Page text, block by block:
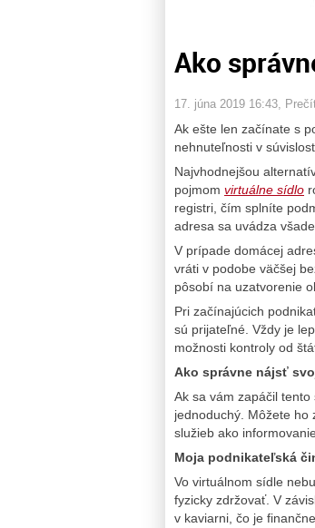
Ako
17. júna 2019 16:43 ,
Ak ešte len začínate s
nehnuteľnosti v
Najvhodnejšou
pojmom virtuálne sídlo
registri, čím splníte
adresa sa uvádza
V prípade domácej
vráti v podobe väčšej
pôsobí na uzatvorenie
Pri začínajúcich
sú prijateľné. Vždy je
možnosti kontroly od
Ako správne nájsť
Ak sa vám zapáčil
jednoduchý. Môžete ho
služieb ako
Moja podnikateľská
Vo virtuálnom sídle
fyzicky zdržovať. V
v kaviarni, čo je